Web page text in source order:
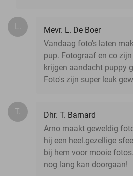
L.
Mevr. L. De Boer
Vandaag foto's laten
pup. Fotograaf en co
krijgen aandacht puppy
Foto's zijn super leuk
T.
Dhr. T. Barnard
Arno maakt geweldig
hij een heel.gezellige
bij hem voor mooie
nog lang kan doorgaan!